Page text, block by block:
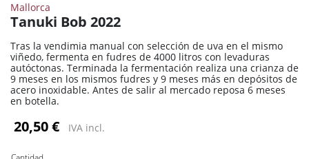
Mallorca
Tanuki Bob 2022
Tras la vendimia manual con selección de uva en el mismo
viñedo, fermenta en fudres de 4000 litros con levaduras
autóctonas. Terminada la fermentación realiza una crianza de
9 meses en los mismos fudres y 9 meses más en depósitos de
acero inoxidable. Antes de salir al mercado reposa 6 meses
en botella.
20,50 € IVA incl.